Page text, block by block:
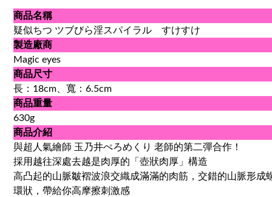
商品名稱
疑似ちつ ツブびら淫スパイラル すけすけ
製造廠商
Magic eyes
商品尺寸
長：18cm、寬：6.5cm
商品重量
630g
商品介紹
與超人氣繪師 玉乃井ぺろめくり 老師的第二彈合作！
採用越往深處去越是肉厚的「壺狀肉厚」構造
高凸起的山脈皺褶波浪交織成滿滿的肉筋，交錯的山脈形成
環狀，帶給你高摩擦刺激感